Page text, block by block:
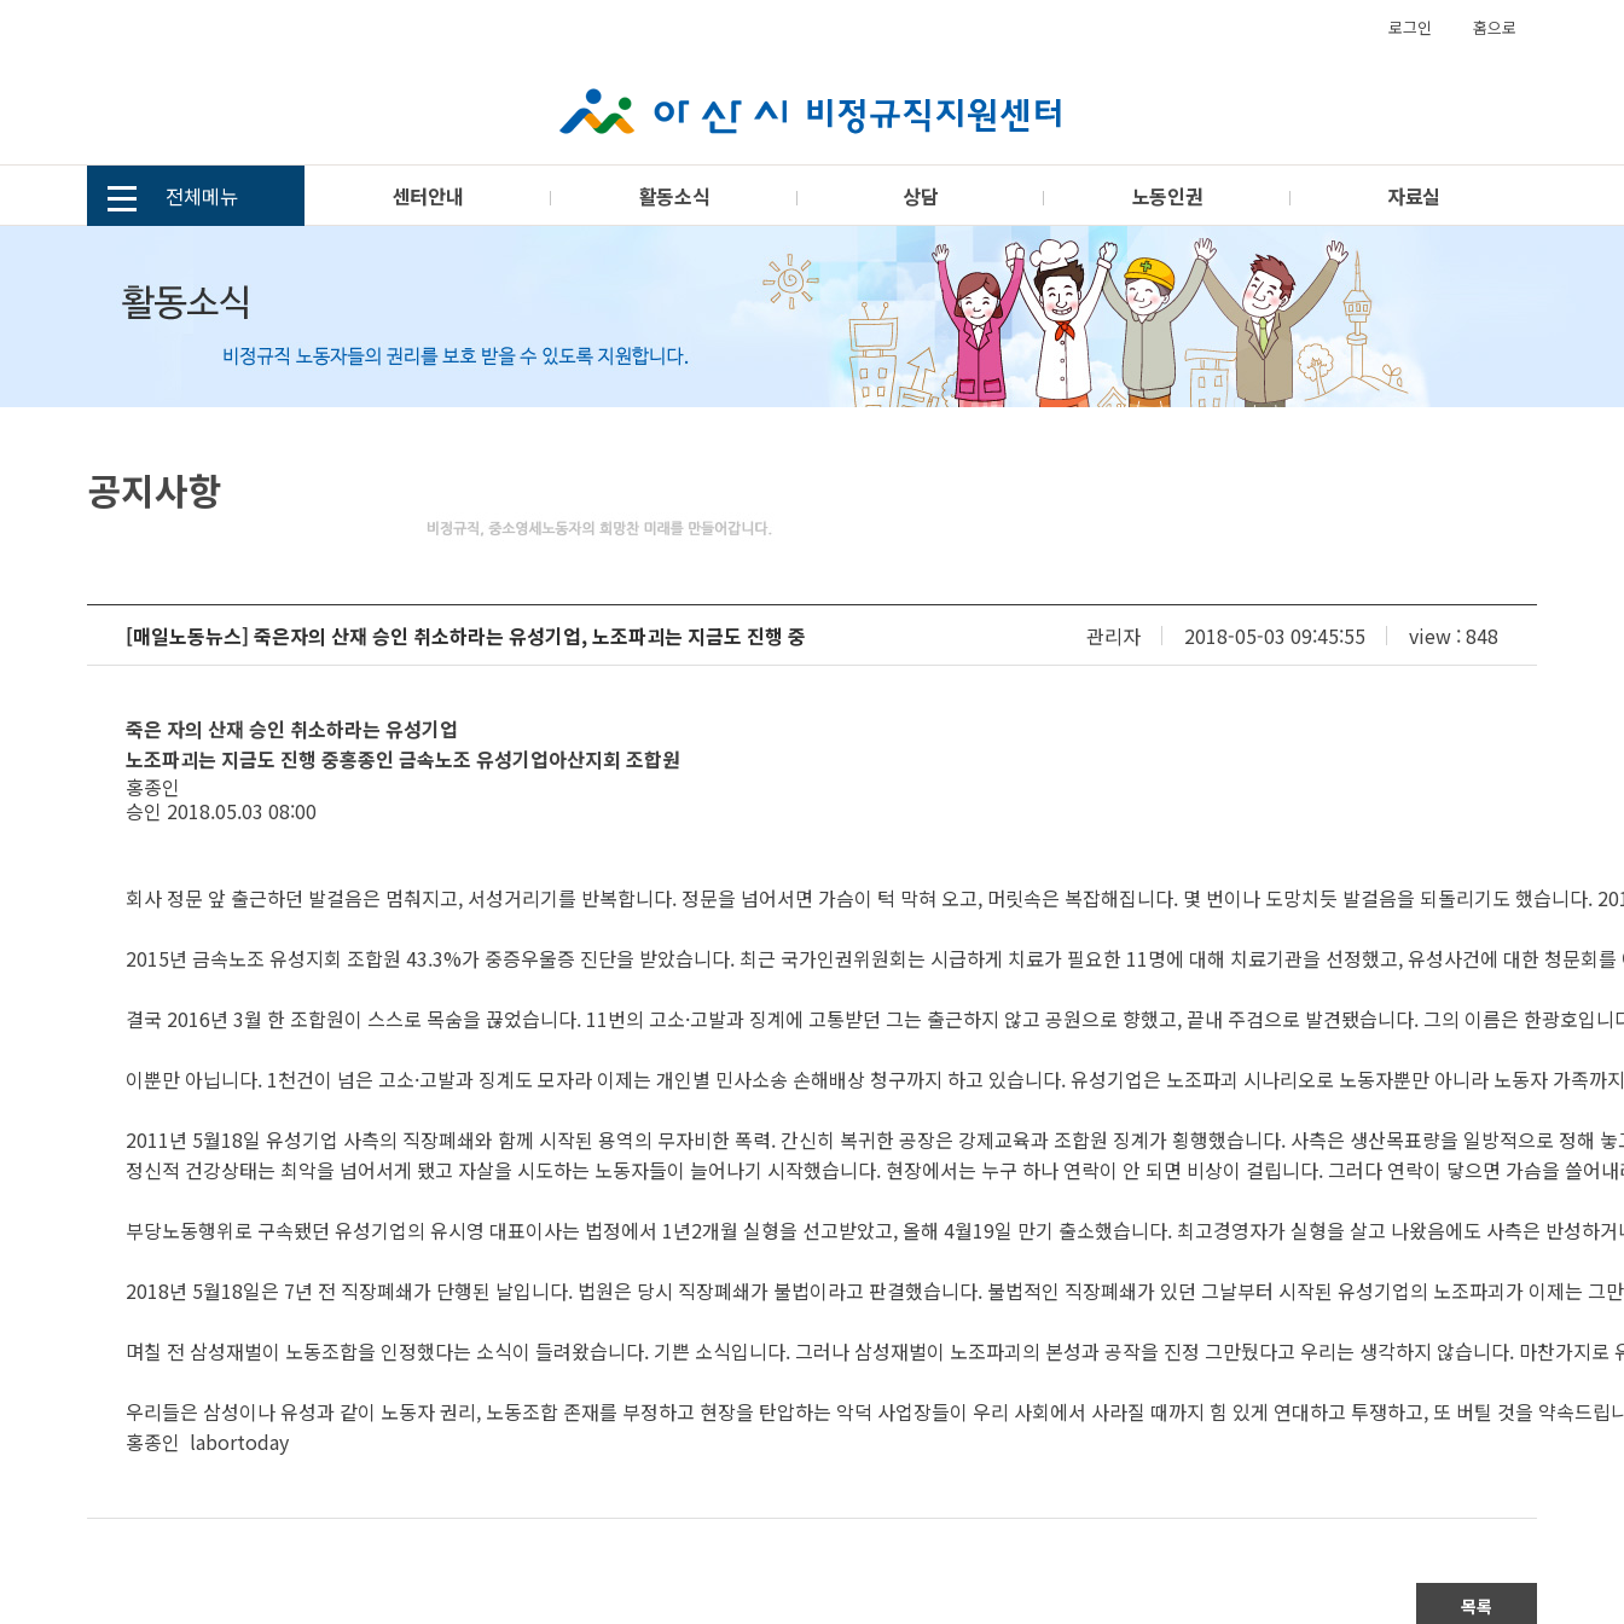
로그인 홈으로
전체메뉴 센터안내 활동소식 상담 노동인권 자료실
공지사항
[매일노동뉴스] 죽은자의 산재 승인 취소하라는 유성기업, 노조파괴는 지금도 진행 중 관리자 2018-05-03 09:45:55 view : 848
죽은 자의 산재 승인 취소하라는 유성기업
노조파괴는 지금도 진행 중홍종인 금속노조 유성기업아산지회 조합원
홍종인
승인 2018.05.03 08:00
회사 정문 앞 출근하던 발걸음은 멈춰지고, 서성거리기를 반복합니다. 정문을 넘어서면 가슴이 턱 막혀 오고, 머릿속은 복잡해집니다. 몇 번이나 도망치듯 발걸음을 되돌리기도 했습니
2015년 금속노조 유성지회 조합원 43.3%가 중증우울증 진단을 받았습니다. 최근 국가인권위원회는 시급하게 치료가 필요한 11명에 대해 치료기관을 선정했고, 유성사건에 대한 청문
결국 2016년 3월 한 조합원이 스스로 목숨을 끊었습니다. 11번의 고소·고발과 징계에 고통받던 그는 출근하지 않고 공원으로 향했고, 끝내 주검으로 발견됐습니다. 그의 이름은 한광호
이뿐만 아닙니다. 1천건이 넘은 고소·고발과 징계도 모자라 이제는 개인별 민사소송 손해배상 청구까지 하고 있습니다. 유성기업은 노조파괴 시나리오로 노동자뿐만 아니라 노동자 가족까
2011년 5월18일 유성기업 사측의 직장폐쇄와 함께 시작된 용역의 무자비한 폭력. 간신히 복귀한 공장은 강제교육과 조합원 징계가 횡행했습니다. 사측은 생산목표량을 일방적으로 정
정신적 건강상태는 최악을 넘어서게 됐고 자살을 시도하는 노동자들이 늘어나기 시작했습니다. 현장에서는 누구 하나 연락이 안 되면 비상이 걸립니다. 그러다 연락이 닿으면 가슴을 쓸
부당노동행위로 구속됐던 유성기업의 유시영 대표이사는 법정에서 1년2개월 실형을 선고받았고, 올해 4월19일 만기 출소했습니다. 최고경영자가 실형을 살고 나왔음에도 사측은 반성
2018년 5월18일은 7년 전 직장폐쇄가 단행된 날입니다. 법원은 당시 직장폐쇄가 불법이라고 판결했습니다. 불법적인 직장폐쇄가 있던 그날부터 시작된 유성기업의 노조파괴가 이제는
며칠 전 삼성재벌이 노동조합을 인정했다는 소식이 들려왔습니다. 기쁜 소식입니다. 그러나 삼성재벌이 노조파괴의 본성과 공작을 진정 그만뒀다고 우리는 생각하지 않습니다. 마찬가지
우리들은 삼성이나 유성과 같이 노동자 권리, 노동조합 존재를 부정하고 현장을 탄압하는 악덕 사업장들이 우리 사회에서 사라질 때까지 힘 있게 연대하고 투쟁하고, 또 버틸 것을 약속
홍종인 labortoday
목록